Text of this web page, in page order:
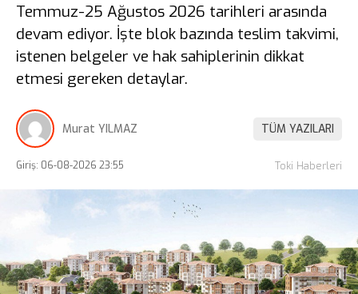
Temmuz-25 Ağustos 2026 tarihleri arasında
devam ediyor. İşte blok bazında teslim takvimi,
istenen belgeler ve hak sahiplerinin dikkat
etmesi gereken detaylar.
Murat YILMAZ TÜM YAZILARI
Giriş: 06-08-2026 23:55 Toki Haberleri